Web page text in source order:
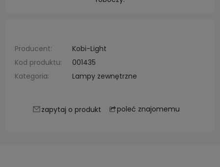
Producent:
Kobi-Light
Kod produktu:
001435
Kategoria:
Lampy zewnętrzne
zapytaj o produkt poleć znajomemu